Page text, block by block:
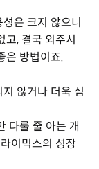
은 크지 않으니
, 결국 외주시
은 방법이죠.
않거나 더욱 심
다룰 줄 아는 개
이믹스의 성장